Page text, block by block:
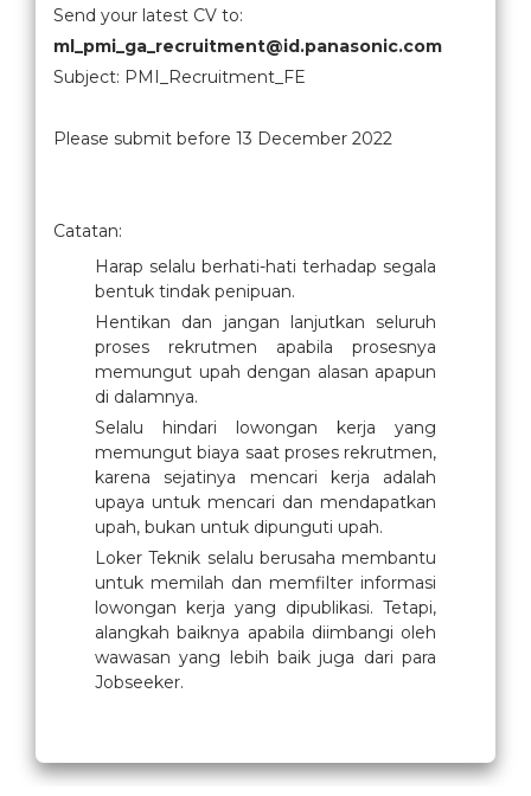
Send your latest CV to:
ml_pmi_ga_recruitment@id.panasonic.com
Subject: PMI_Recruitment_FE
Please submit before 13 December 2022
Catatan:
Harap selalu berhati-hati terhadap segala
bentuk tindak penipuan.
Hentikan dan jangan lanjutkan seluruh
proses rekrutmen apabila prosesnya
memungut upah dengan alasan apapun
di dalamnya.
Selalu hindari lowongan kerja yang
memungut biaya saat proses rekrutmen,
karena sejatinya mencari kerja adalah
upaya untuk mencari dan mendapatkan
upah, bukan untuk dipunguti upah.
Loker Teknik selalu berusaha membantu
untuk memilah dan memfilter informasi
lowongan kerja yang dipublikasi. Tetapi,
alangkah baiknya apabila diimbangi oleh
wawasan yang lebih baik juga dari para
Jobseeker.